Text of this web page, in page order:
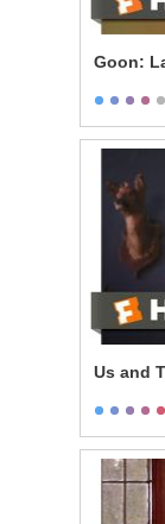
Goon:
Us and